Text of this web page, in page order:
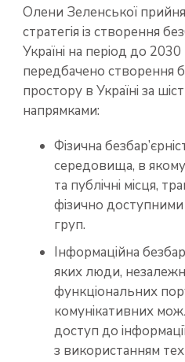
Олени Зеленської
стратегія із створення
Україні на період до
передбачено створення
простору в Україні за
напрямками:
Фізична
середовища, в
та публічні місця,
фізично доступними
груп.
Інформаційна
яких люди,
функціональних
комунікативних
доступ до
з використанням